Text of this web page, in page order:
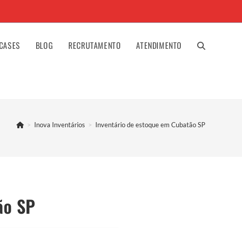
BLOG RECRUTAMENTO ATENDIMENTO ALTERNAR
> Inova Inventários > Inventário de estoque em Cubatão SP
SP